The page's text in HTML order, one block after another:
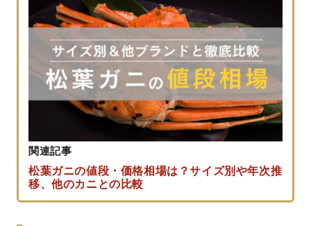
関連記事
松葉ガニの値段・価格相場は？サイズ別や年次推
移、他のカニとの比較